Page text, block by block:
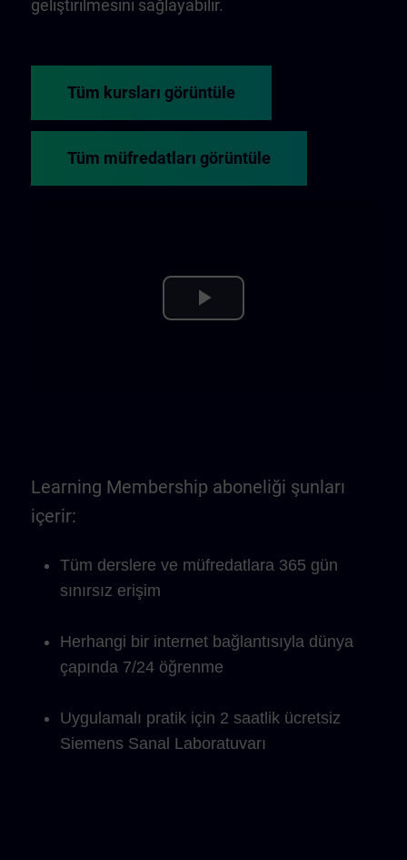
geliştirilmesini sağlayabilir.
Tüm kursları görüntüle
Tüm müfredatları görüntüle
Play
Learning Membership aboneliği şunları
içerir:
Tüm derslere ve müfredatlara 365 gün
sınırsız erişim
Herhangi bir internet bağlantısıyla dünya
çapında 7/24 öğrenme
Uygulamalı pratik için 2 saatlik ücretsiz
Siemens Sanal Laboratuvarı